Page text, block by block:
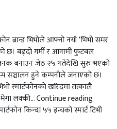
ब्रान्ड भिभोले आफ्नो नयाँ ‘भिभो समर
छ। बढ्दो गर्मी र आगामी फुटबल
बनाउन जेठ २५ गतेदेखि सुरु भएको
सञ्चालन हुने कम्पनीले जनाएको छ।
स्मार्टफोनको खरिदमा तत्कालै
लक्की… Continue reading
किन्दा ५५ इन्चको स्मार्ट टिभी